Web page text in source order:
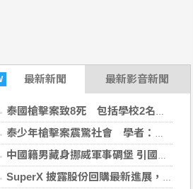
最新新聞 最新影音新聞
泰國槍擊案致8死 包括學校2名教師3名職員
泰少年槍擊案震驚社會 學者：多重因素交織極端暴力
中國籍男藏身挪威軍事碉堡 引國安疑慮遭驅逐
SuperX 披露股份回購最新進展，新一輪迴購落地堅定長期價值成長信心